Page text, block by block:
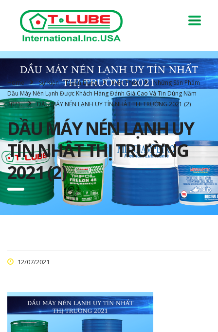
Home Sự Kiện – Tuyển Dụng Kiến Thức
Những Sản Phẩm
Dầu Máy Nén Lạnh Được Khách Hàng Đánh Giá Cao Và Tin Dùng Năm
2021.
DẦU MÁY NÉN LẠNH UY TÍN NHÂT THỊ TRƯỜNG 2021 (2)
DẦU MÁY NÉN LẠNH UY
TÍN NHÂT THỊ TRƯỜNG
2021 (2)
12/07/2021